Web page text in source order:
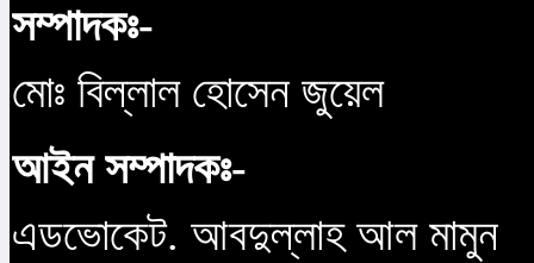
সম্পাদকঃ-
মোঃ বিল্লাল হোসেন জুয়েল
আইন সম্পাদকঃ-
এডভোকেট. আবদুল্লাহ আল মামুন